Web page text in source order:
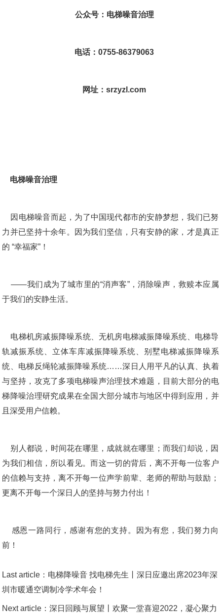
公众号：电梯噪音治理
电话：0755-86379063
网址：srzyzl.com
电梯噪音治理
力并已坚持十余年。因为我们坚信，只有安静的家，才是真正
    ——我们成为了城市里的“消声客”，消除噪声，救赎本应属
轨减振系统、立体车库减振降噪系统、别墅电梯减振降噪系
统、电梯反绳轮减振降噪系统……深日人用平凡的认真、执着
与坚持，攻克了多项电梯噪声治理技术难题，目前大部分的电
梯降噪治理研究成果在全国大部分城市与地区中得到应用，并
为我们相信，所以看见。而这一切的背后，离不开每一位客户
的信赖与支持，离不开每一位声学前辈、老师的帮助与鼓励；
Last article： 电梯降噪音 找电梯先生丨深日应邀出席2023年深
圳市暖通空调制冷学术年会！
Next article：深日回顾与展望丨欢聚一堂喜迎2022，凝心聚力